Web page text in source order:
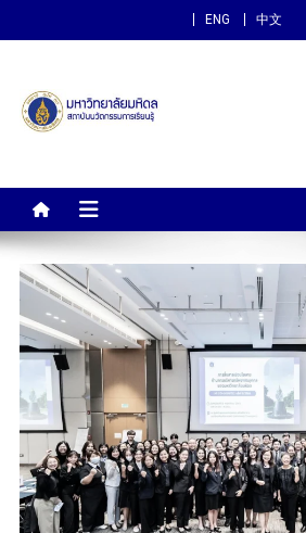
ENG 中文
สถาบันนวัตกรรม